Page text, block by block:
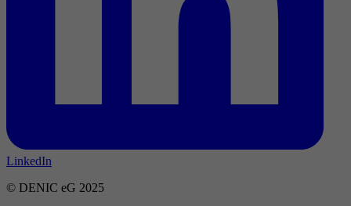
LinkedIn
© DENIC eG 2025